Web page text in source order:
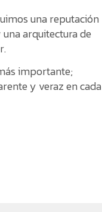
una reputación
arquitectura de
importante;
y veraz en cada